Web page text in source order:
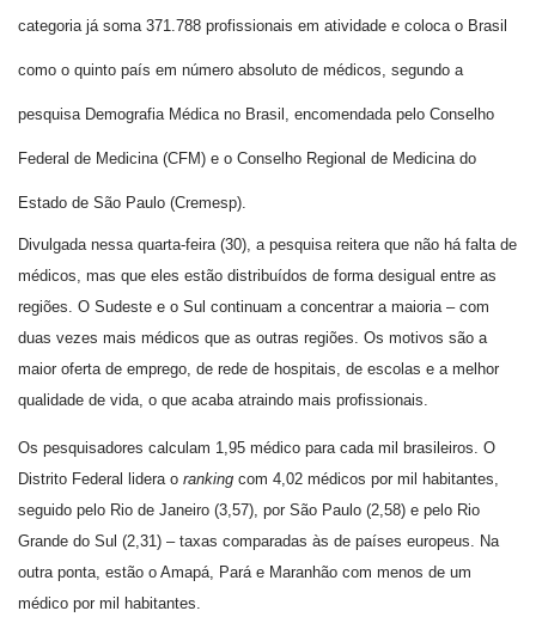
categoria já soma 371.788 profissionais em atividade e coloca o Brasil
como o quinto país em número absoluto de médicos, segundo a
pesquisa Demografia Médica no Brasil, encomendada pelo Conselho
Federal de Medicina (CFM) e o Conselho Regional de Medicina do
Estado de São Paulo (Cremesp).
Divulgada nessa quarta-feira (30), a pesquisa reitera que não há falta de
médicos, mas que eles estão distribuídos de forma desigual entre as
regiões. O Sudeste e o Sul continuam a concentrar a maioria – com
duas vezes mais médicos que as outras regiões. Os motivos são a
maior oferta de emprego, de rede de hospitais, de escolas e a melhor
qualidade de vida, o que acaba atraindo mais profissionais.
Os pesquisadores calculam 1,95 médico para cada mil brasileiros. O
Distrito Federal lidera o ranking com 4,02 médicos por mil habitantes,
seguido pelo Rio de Janeiro (3,57), por São Paulo (2,58) e pelo Rio
Grande do Sul (2,31) – taxas comparadas às de países europeus. Na
outra ponta, estão o Amapá, Pará e Maranhão com menos de um
médico por mil habitantes.